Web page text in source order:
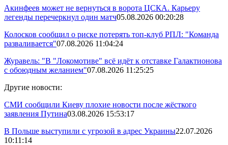
Акинфеев может не вернуться в ворота ЦСКА. Карьеру
легенды перечеркнул один матч05.08.2026 00:20:28
Колосков сообщил о риске потерять топ-клуб РПЛ: "Команда
разваливается"07.08.2026 11:04:24
Журавель: "В "Локомотиве" всё идёт к отставке Галактионова
с обоюдным желанием"07.08.2026 11:25:25
Другие новости:
СМИ сообщили Киеву плохие новости после жёсткого
заявления Путина03.08.2026 15:53:17
В Польше выступили с угрозой в адрес Украины22.07.2026
10:11:14